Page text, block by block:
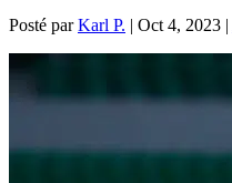
Posté parKarl P. | Oct 4, 2023 |